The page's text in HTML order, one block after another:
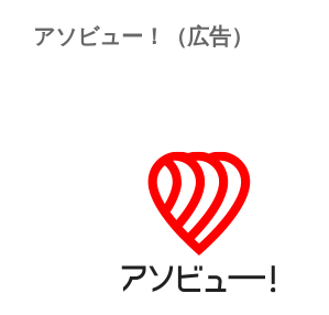
アソビュー！（広告）